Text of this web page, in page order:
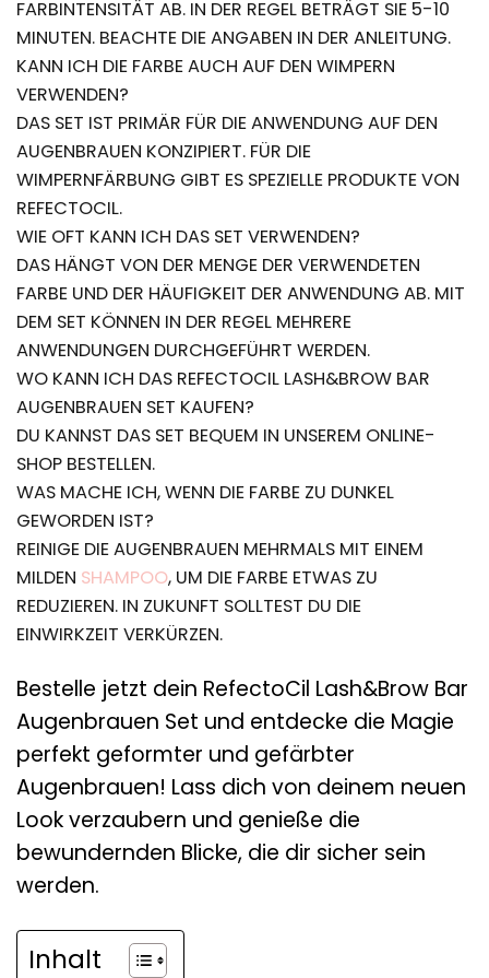
FARBINTENSITÄT AB. IN DER REGEL BETRÄGT SIE 5-10
MINUTEN. BEACHTE DIE ANGABEN IN DER ANLEITUNG.
KANN ICH DIE FARBE AUCH AUF DEN WIMPERN
VERWENDEN?
DAS SET IST PRIMÄR FÜR DIE ANWENDUNG AUF DEN
AUGENBRAUEN KONZIPIERT. FÜR DIE
WIMPERNFÄRBUNG GIBT ES SPEZIELLE PRODUKTE VON
REFECTOCIL.
WIE OFT KANN ICH DAS SET VERWENDEN?
DAS HÄNGT VON DER MENGE DER VERWENDETEN
FARBE UND DER HÄUFIGKEIT DER ANWENDUNG AB. MIT
DEM SET KÖNNEN IN DER REGEL MEHRERE
ANWENDUNGEN DURCHGEFÜHRT WERDEN.
WO KANN ICH DAS REFECTOCIL LASH&BROW BAR
AUGENBRAUEN SET KAUFEN?
DU KANNST DAS SET BEQUEM IN UNSEREM ONLINE-
SHOP BESTELLEN.
WAS MACHE ICH, WENN DIE FARBE ZU DUNKEL
GEWORDEN IST?
REINIGE DIE AUGENBRAUEN MEHRMALS MIT EINEM
MILDEN SHAMPOO, UM DIE FARBE ETWAS ZU
REDUZIEREN. IN ZUKUNFT SOLLTEST DU DIE
EINWIRKZEIT VERKÜRZEN.
Bestelle jetzt dein RefectoCil Lash&Brow Bar
Augenbrauen Set und entdecke die Magie
perfekt geformter und gefärbter
Augenbrauen! Lass dich von deinem neuen
Look verzaubern und genieße die
bewundernden Blicke, die dir sicher sein
werden.
Inhalt